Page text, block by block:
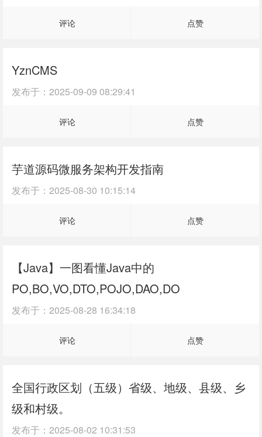
评论 点赞
YznCMS
发布于： 2025-09-09 08:29:41
评论 点赞
芋道源码微服务架构开发指南
发布于： 2025-08-30 10:15:14
评论 点赞
【Java】一图看懂Java中的
PO,BO,VO,DTO,POJO,DAO,DO
发布于： 2025-08-28 16:34:18
评论 点赞
全国行政区划（五级）省级、地级、县级、乡
级和村级。
发布于： 2025-08-02 10:31:53